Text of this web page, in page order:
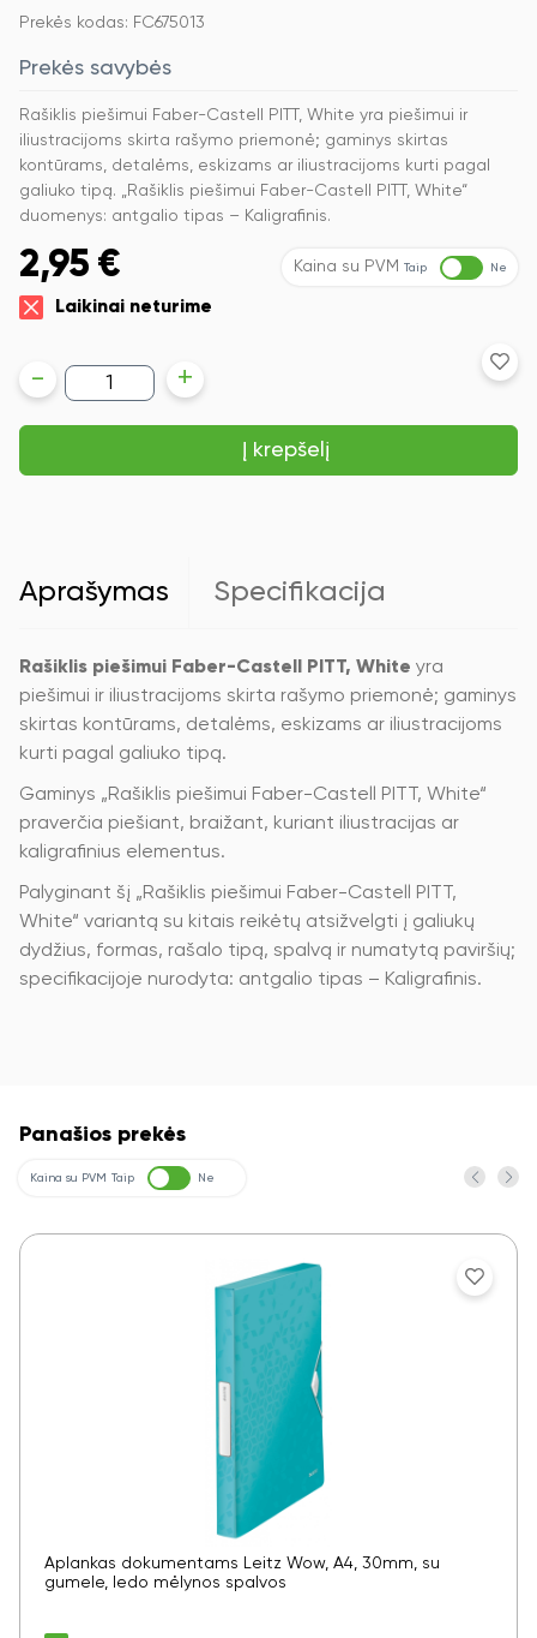
Prekės kodas: FC675013
Prekės savybės
Rašiklis piešimui Faber-Castell PITT, White yra piešimui ir
iliustracijoms skirta rašymo priemonė; gaminys skirtas
kontūrams, detalėms, eskizams ar iliustracijoms kurti pagal
galiuko tipą. „Rašiklis piešimui Faber-Castell PITT, White“
duomenys: antgalio tipas – Kaligrafinis.
2,95 € Kaina su PVM Taip Ne
Laikinai neturime
produkto
kiekis:
Rašiklis
piešimui
Castell
kaligrafinis,
#127
- +
Į krepšelį
Aprašymas Specifikacija
Rašiklis piešimui Faber-Castell PITT, White yra
piešimui ir iliustracijoms skirta rašymo priemonė; gaminys
skirtas kontūrams, detalėms, eskizams ar iliustracijoms
kurti pagal galiuko tipą.
Gaminys „Rašiklis piešimui Faber-Castell PITT, White“
praverčia piešiant, braižant, kuriant iliustracijas ar
kaligrafinius elementus.
Palyginant šį „Rašiklis piešimui Faber-Castell PITT,
White“ variantą su kitais reikėtų atsižvelgti į galiukų
dydžius, formas, rašalo tipą, spalvą ir numatytą paviršių;
specifikacijoje nurodyta: antgalio tipas – Kaligrafinis.
Panašios prekės
Kaina su PVM Taip Ne
Aplankas dokumentams Leitz Wow, A4, 30mm, su
gumele, ledo mėlynos spalvos